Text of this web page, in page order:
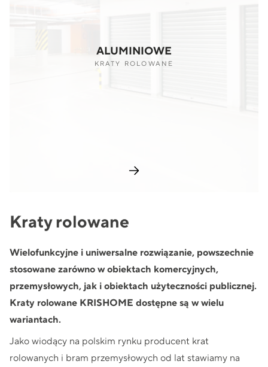
ALUMINIOWE
KRATY ROLOWANE
Kraty rolowane
Wielofunkcyjne i uniwersalne rozwiązanie, powszechnie
stosowane zarówno w obiektach komercyjnych,
przemysłowych, jak i obiektach użyteczności publicznej.
Kraty rolowane KRISHOME dostępne są w wielu
wariantach.
Jako wiodący na polskim rynku producent krat
rolowanych i bram przemysłowych od lat stawiamy na